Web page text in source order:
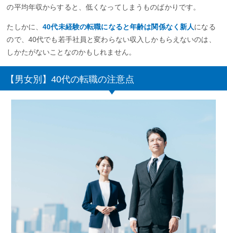
の平均年収からすると、低くなってしまうものばかりです。
たしかに、40代未経験の転職になると年齢は関係なく新人になる
ので、40代でも若手社員と変わらない収入しかもらえないのは、
しかたがないことなのかもしれません。
【男女別】40代の転職の注意点